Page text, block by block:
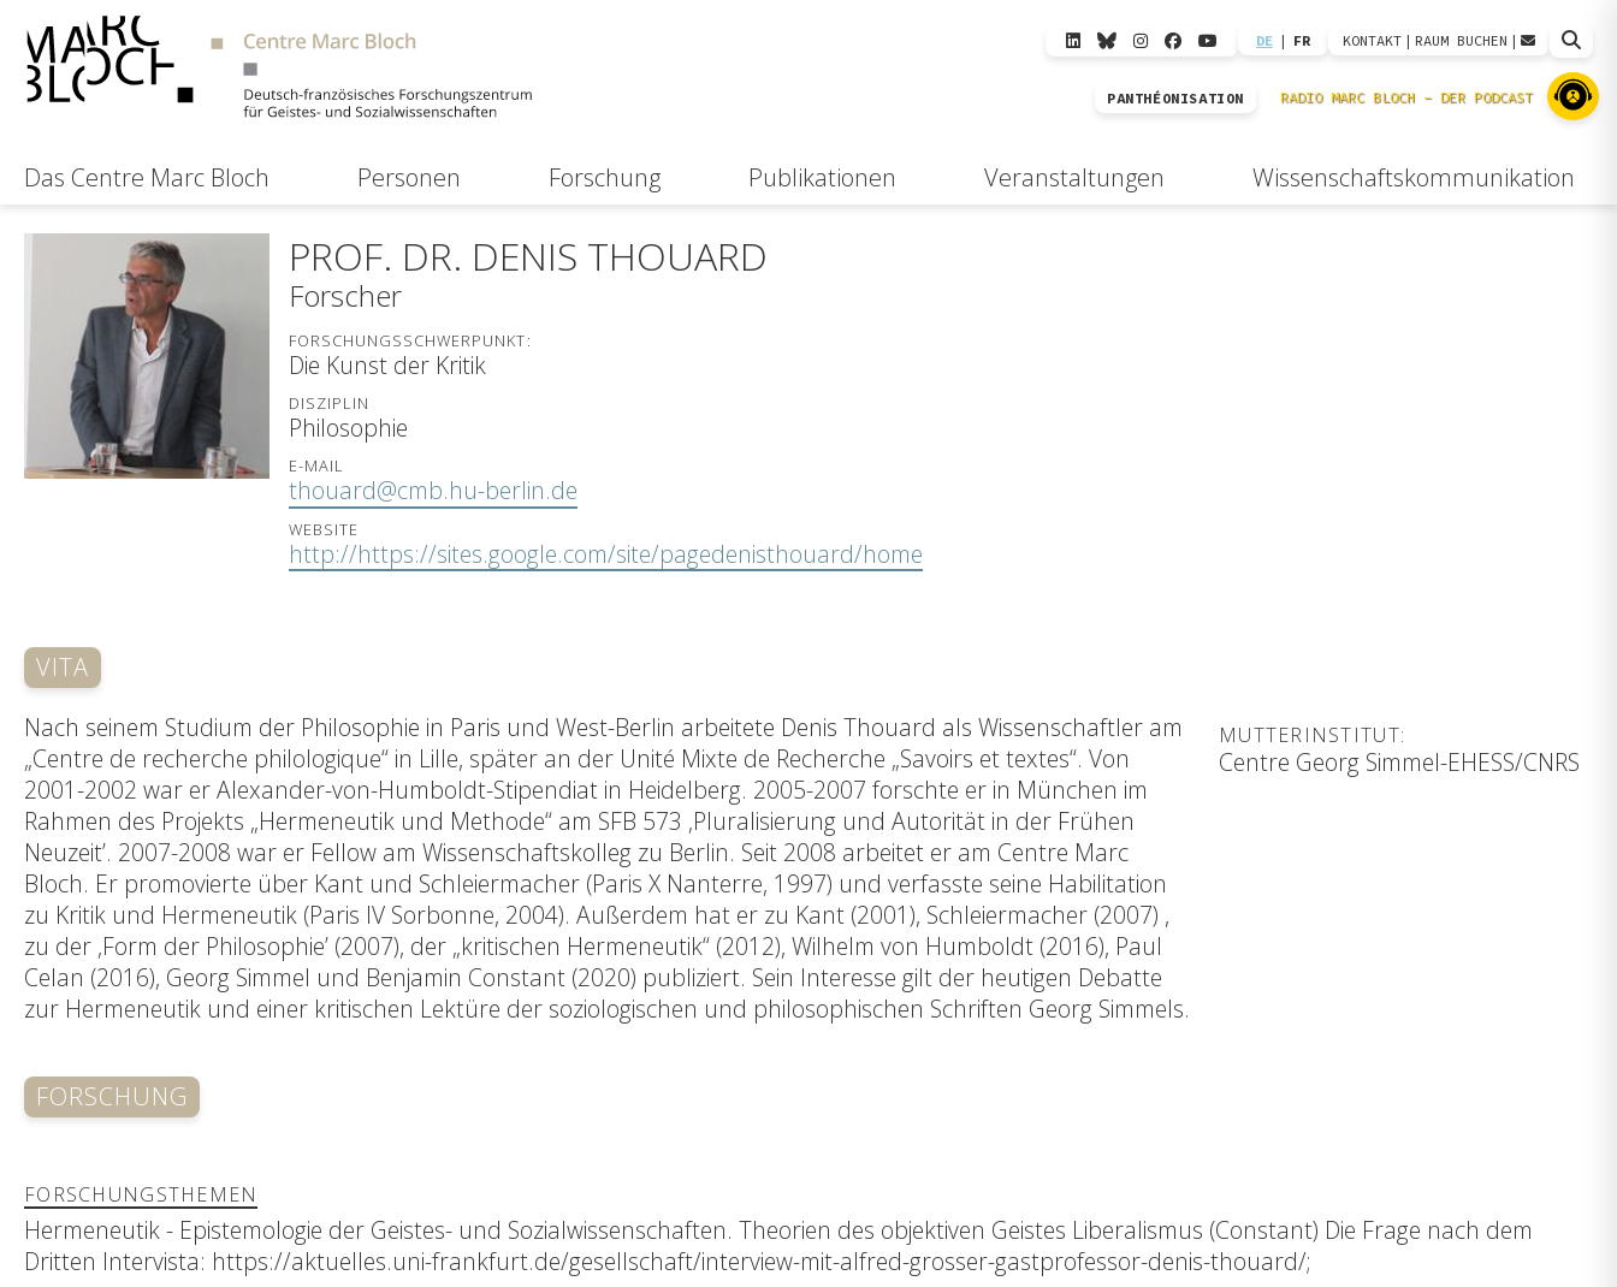
DE | FR KONTAKT | RAUM BUCHEN |
PANTHÉONISATION
Das Centre Marc Bloch Personen Forschung Publikationen Veranstaltungen Wissenschaftskommunikation
PROF. DR. DENIS THOUARD
Forscher
FORSCHUNGSSCHWERPUNKT:
Die Kunst der Kritik
DISZIPLIN
Philosophie
E-MAIL
thouard@cmb.hu-berlin.de
WEBSITE
http://https://sites.google.com/site/pagedenisthouard/home
VITA
Nach seinem Studium der Philosophie in Paris und West-Berlin arbeitete Denis Thouard als Wissenschaftler am
„Centre de recherche philologique“ in Lille, später an der Unité Mixte de Recherche „Savoirs et textes“. Von
2001-2002 war er Alexander-von-Humboldt-Stipendiat in Heidelberg. 2005-2007 forschte er in München im
Rahmen des Projekts „Hermeneutik und Methode“ am SFB 573 ‚Pluralisierung und Autorität in der Frühen
Neuzeit’. 2007-2008 war er Fellow am Wissenschaftskolleg zu Berlin. Seit 2008 arbeitet er am Centre Marc
Bloch. Er promovierte über Kant und Schleiermacher (Paris X Nanterre, 1997) und verfasste seine Habilitation
zu Kritik und Hermeneutik (Paris IV Sorbonne, 2004). Außerdem hat er zu Kant (2001), Schleiermacher (2007) ,
zu der ‚Form der Philosophie’ (2007), der „kritischen Hermeneutik“ (2012), Wilhelm von Humboldt (2016), Paul
Celan (2016), Georg Simmel und Benjamin Constant (2020) publiziert. Sein Interesse gilt der heutigen Debatte
zur Hermeneutik und einer kritischen Lektüre der soziologischen und philosophischen Schriften Georg Simmels.
MUTTERINSTITUT:
Centre Georg Simmel-EHESS/CNRS
FORSCHUNG
FORSCHUNGSTHEMEN
Hermeneutik - Epistemologie der Geistes- und Sozialwissenschaften. Theorien des objektiven Geistes Liberalismus (Constant) Die Frage nach dem
Dritten Intervista: https://aktuelles.uni-frankfurt.de/gesellschaft/interview-mit-alfred-grosser-gastprofessor-denis-thouard/;